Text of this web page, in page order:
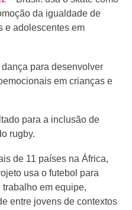
da igualdade de
e adolescentes em
para desenvolver
em crianças e
para a inclusão de
rugby.
de 11 países na África,
usa o futebol para
trabalho em equipe,
entre jovens de contextos